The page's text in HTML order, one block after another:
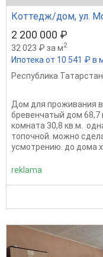
Коттедж/дом, ул.
2 200 000 ₽
32 023 ₽ за м2
Ипотека от 10 541 ₽ в
Республика Татарстан
Дом для проживания
бревенчатый дом 68,7
комната 30,8 кв.м.
топочной. можно
усмотрению. до дома
reklama